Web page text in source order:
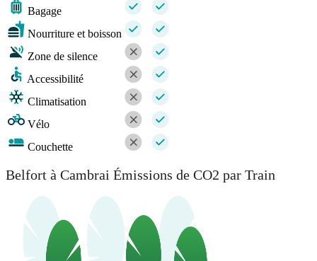
Bagage
Nourriture et boisson
Zone de silence
Accessibilité
Climatisation
Vélo
Couchette
Belfort à Cambrai Émissions de CO2 par Train